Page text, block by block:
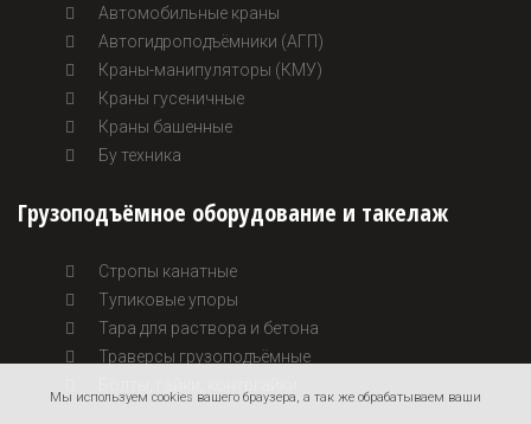
Автомобильные краны
Автогидроподъёмники (АГП)
Краны-манипуляторы (КМУ)
Краны гусеничные
Краны башенные
Бу техника
Грузоподъёмное оборудование и такелаж
Стропы канатные
Тупиковые упоры
Тара для раствора и бетона
Траверсы грузоподъёмные
Мы используем cookies вашего браузера, а так же обрабатываем ваши